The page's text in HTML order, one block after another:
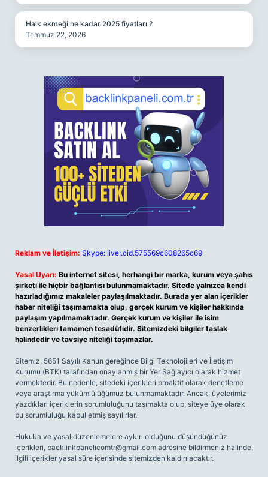
Halk ekmeği ne kadar 2025 fiyatları ?
Temmuz 22, 2026
Reklam ve İletişim: Skype: live:.cid.575569c608265c69
Yasal Uyarı: Bu internet sitesi, herhangi bir marka, kurum veya şahıs
şirketi ile hiçbir bağlantısı bulunmamaktadır. Sitede yalnızca kendi
hazırladığımız makaleler paylaşılmaktadır. Burada yer alan içerikler
haber niteliği taşımamakta olup, gerçek kurum ve kişiler hakkında
paylaşım yapılmamaktadır. Gerçek kurum ve kişiler ile isim
benzerlikleri tamamen tesadüfidir. Sitemizdeki bilgiler taslak
halindedir ve tavsiye niteliği taşımazlar.
Sitemiz, 5651 Sayılı Kanun gereğince Bilgi Teknolojileri ve İletişim
Kurumu (BTK) tarafından onaylanmış bir Yer Sağlayıcı olarak hizmet
vermektedir. Bu nedenle, sitedeki içerikleri proaktif olarak denetleme
veya araştırma yükümlülüğümüz bulunmamaktadır. Ancak, üyelerimiz
yazdıkları içeriklerin sorumluluğunu taşımakta olup, siteye üye olarak
bu sorumluluğu kabul etmiş sayılırlar.
Hukuka ve yasal düzenlemelere aykırı olduğunu düşündüğünüz
içerikleri, backlinkpanelicomtr@gmail.com adresine bildirmeniz halinde,
ilgili içerikler yasal süre içerisinde sitemizden kaldırılacaktır.